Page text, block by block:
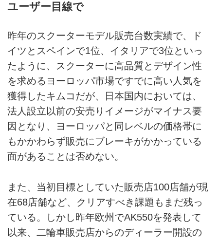
ユーザー目線で
昨年のスクーターモデル販売台数実績で、ド
イツとスペインで1位、イタリアで3位といっ
たように、スクーターに高品質とデザイン性
を求めるヨーロッパ市場ですでに高い人気を
獲得したキムコだが、日本国内においては、
法人設立以前の安売りイメージがマイナス要
因となり、ヨーロッパと同レベルの価格帯に
もかかわらず販売にブレーキがかかっている
面があることは否めない。
また、当初目標としていた販売店100店舗が現
在68店舗など、クリアすべき課題もまだ残っ
ている。しかし昨年欧州でAK550を発表して
以来、二輪車販売店からのディーラー開設の